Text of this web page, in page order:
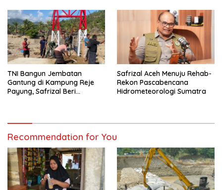
TNI Bangun Jembatan
Gantung di Kampung Reje
Payung, Safrizal Beri
Safrizal Aceh Menuju Rehab-
Rekon Pascabencana
Hidrometeorologi Sumatra
Recommendation for You